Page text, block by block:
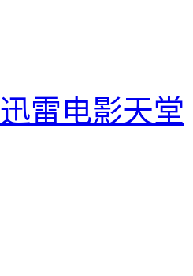
迅雷电影天堂